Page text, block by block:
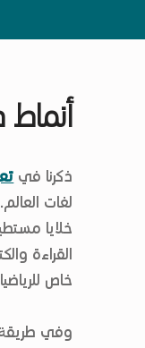
أنماط
ذكرنا في
لغات
خلايا
القراءة
خاص
وفي طريقة